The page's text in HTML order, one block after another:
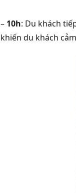
– 10h: Du khách
khiến du khách